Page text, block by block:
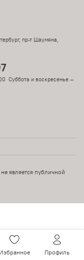
пр-т Шаумяна,
Суббота и воскресенье —
является публичной
Избранное Профиль